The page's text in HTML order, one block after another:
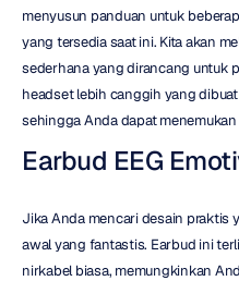
menyusun panduan untuk
yang tersedia saat ini. Kita akan
sederhana yang dirancang untuk
headset lebih canggih yang
sehingga Anda dapat
Earbud EEG
Jika Anda mencari desain praktis
awal yang fantastis. Earbud ini
nirkabel biasa, memungkinkan